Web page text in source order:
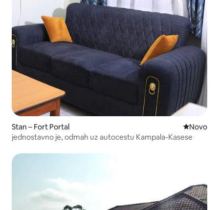
Stan – Fort Portal Novi
Novo
jednostavno je, odmah uz autocestu Kampala-Kasese